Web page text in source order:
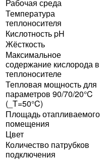
Рабочая среда
Температура
теплоносителя
Кислотность pH
Жёсткость
Максимальное
содержание кислорода в
теплоносителе
Тепловая мощность для
параметров 90/70/20°C
(_T=50°C)
Площадь отапливаемого
помещения
Цвет
Количество патрубков
подключения